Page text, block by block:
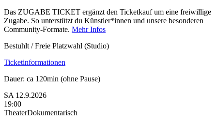
Das ZUGABE TICKET ergänzt den Ticketkauf um eine freiwillige
Zugabe. So unterstützt du Künstler*innen und unsere besonderen
Community-Formate. Mehr Infos
Bestuhlt / Freie Platzwahl (Studio)
Ticketinformationen
Dauer: ca 120min (ohne Pause)
SA 12.9.2026
19:00
TheaterDokumentarisch